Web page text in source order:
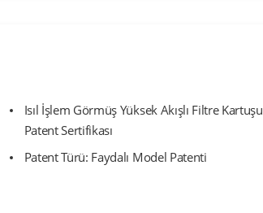
Isıl İşlem Görmüş Yüksek Akışlı Filtre Kartuşu
Patent Sertifikası
Patent Türü: Faydalı Model Patenti